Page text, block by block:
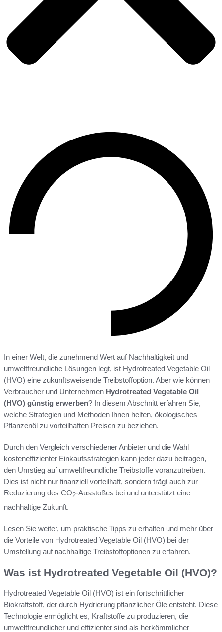
In einer Welt, die zunehmend Wert auf Nachhaltigkeit und
umweltfreundliche Lösungen legt, ist Hydrotreated Vegetable Oil
(HVO) eine zukunftsweisende Treibstoffoption. Aber wie können
Verbraucher und Unternehmen Hydrotreated Vegetable Oil
(HVO) günstig erwerben? In diesem Abschnitt erfahren Sie,
welche Strategien und Methoden Ihnen helfen, ökologisches
Pflanzenöl zu vorteilhaften Preisen zu beziehen.
Durch den Vergleich verschiedener Anbieter und die Wahl
kosteneffizienter Einkaufsstrategien kann jeder dazu beitragen,
den Umstieg auf umweltfreundliche Treibstoffe voranzutreiben.
Dies ist nicht nur finanziell vorteilhaft, sondern trägt auch zur
Reduzierung des CO2-Ausstoßes bei und unterstützt eine
nachhaltige Zukunft.
Lesen Sie weiter, um praktische Tipps zu erhalten und mehr über
die Vorteile von Hydrotreated Vegetable Oil (HVO) bei der
Umstellung auf nachhaltige Treibstoffoptionen zu erfahren.
Was ist Hydrotreated Vegetable Oil (HVO)?
Hydrotreated Vegetable Oil (HVO) ist ein fortschrittlicher
Biokraftstoff, der durch Hydrierung pflanzlicher Öle entsteht. Diese
Technologie ermöglicht es, Kraftstoffe zu produzieren, die
umweltfreundlicher und effizienter sind als herkömmlicher